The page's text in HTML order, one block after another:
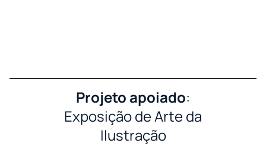
Projeto apoiado:
Exposição de Arte da
Ilustração